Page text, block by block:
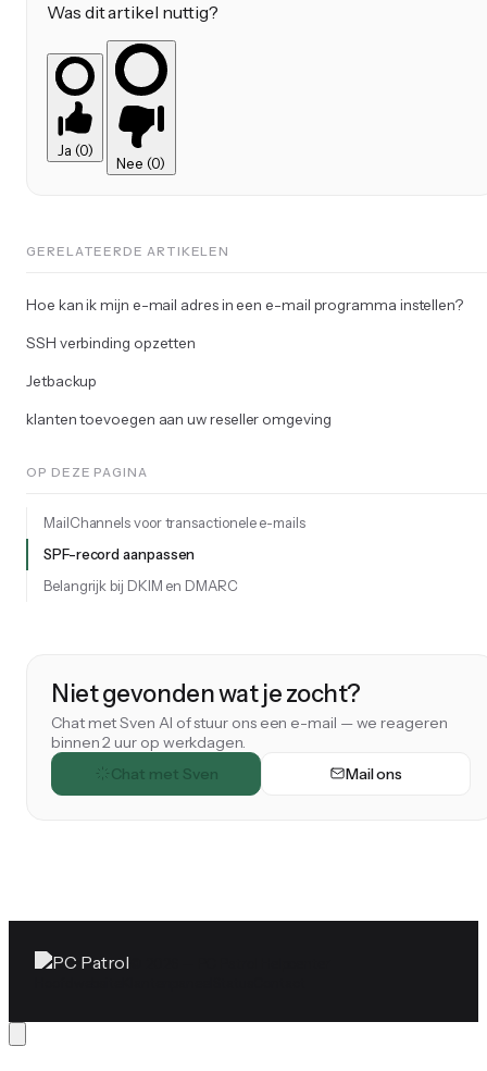
Was dit artikel nuttig?
Ja (0)
Nee (0)
GERELATEERDE ARTIKELEN
Hoe kan ik mijn e-mail adres in een e-mail programma instellen?
SSH verbinding opzetten
Jetbackup
klanten toevoegen aan uw reseller omgeving
OP DEZE PAGINA
MailChannels voor transactionele e-mails
SPF-record aanpassen
Belangrijk bij DKIM en DMARC
Niet gevonden wat je zocht?
Chat met Sven AI of stuur ons een e-mail — we reageren
binnen 2 uur op werkdagen.
Chat met Sven
Mail ons